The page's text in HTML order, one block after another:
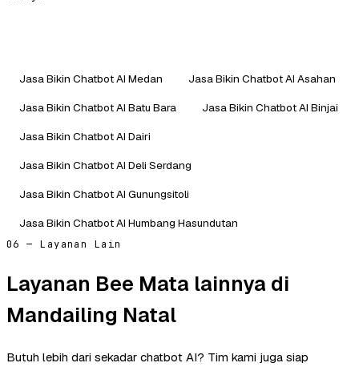
Jasa Bikin Chatbot AI Medan
Jasa Bikin Chatbot AI Asahan
Jasa Bikin Chatbot AI Batu Bara
Jasa Bikin Chatbot AI Binjai
Jasa Bikin Chatbot AI Dairi
Jasa Bikin Chatbot AI Deli Serdang
Jasa Bikin Chatbot AI Gunungsitoli
Jasa Bikin Chatbot AI Humbang Hasundutan
06 — Layanan Lain
Layanan Bee Mata lainnya di
Mandailing Natal
Butuh lebih dari sekadar chatbot AI? Tim kami juga siap